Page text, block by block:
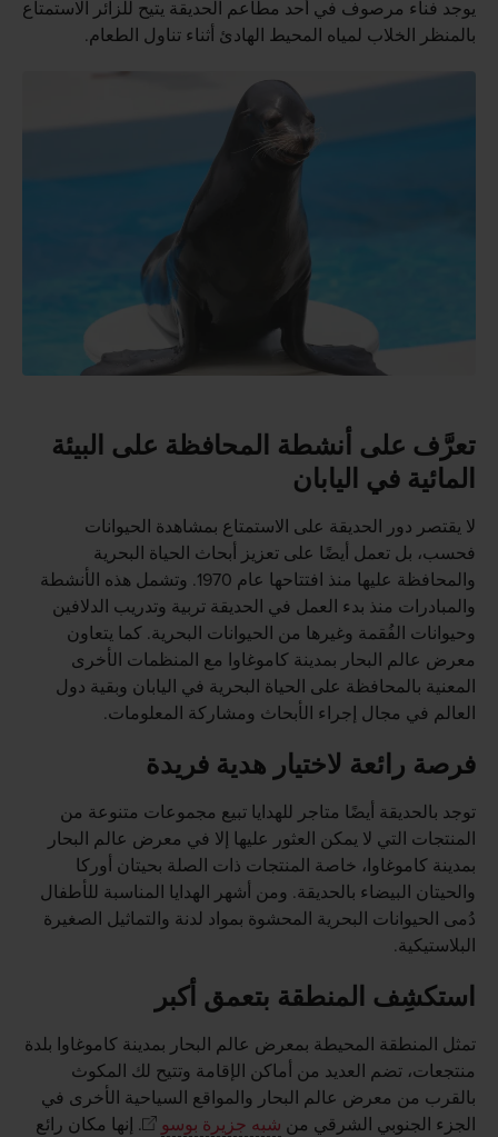
يوجد فناء مرصوف في أحد مطاعم الحديقة يتيح للزائر الاستمتاع
بالمنظر الخلاب لمياه المحيط الهادئ أثناء تناول الطعام.
تعرَّف على أنشطة المحافظة على البيئة
المائية في اليابان
لا يقتصر دور الحديقة على الاستمتاع بمشاهدة الحيوانات
فحسب، بل تعمل أيضًا على تعزيز أبحاث الحياة البحرية
والمحافظة عليها منذ افتتاحها عام 1970. وتشمل هذه الأنشطة
والمبادرات منذ بدء العمل في الحديقة تربية وتدريب الدلافين
وحيوانات الفُقمة وغيرها من الحيوانات البحرية. كما يتعاون
معرض عالم البحار بمدينة كاموغاوا مع المنظمات الأخرى
المعنية بالمحافظة على الحياة البحرية في اليابان وبقية دول
العالم في مجال إجراء الأبحاث ومشاركة المعلومات.
فرصة رائعة لاختيار هدية فريدة
توجد بالحديقة أيضًا متاجر للهدايا تبيع مجموعات متنوعة من
المنتجات التي لا يمكن العثور عليها إلا في معرض عالم البحار
بمدينة كاموغاوا، خاصة المنتجات ذات الصلة بحيتان أوركا
والحيتان البيضاء بالحديقة. ومن أشهر الهدايا المناسبة للأطفال
دُمى الحيوانات البحرية المحشوة بمواد لدنة والتماثيل الصغيرة
البلاستيكية.
استكشِف المنطقة بتعمق أكبر
تمثل المنطقة المحيطة بمعرض عالم البحار بمدينة كاموغاوا بلدة
منتجعات، تضم العديد من أماكن الإقامة وتتيح لك المكوث
بالقرب من معرض عالم البحار والمواقع السياحية الأخرى في
الجزء الجنوبي الشرقي من شبه جزيرة بوسو
. إنها مكان رائع